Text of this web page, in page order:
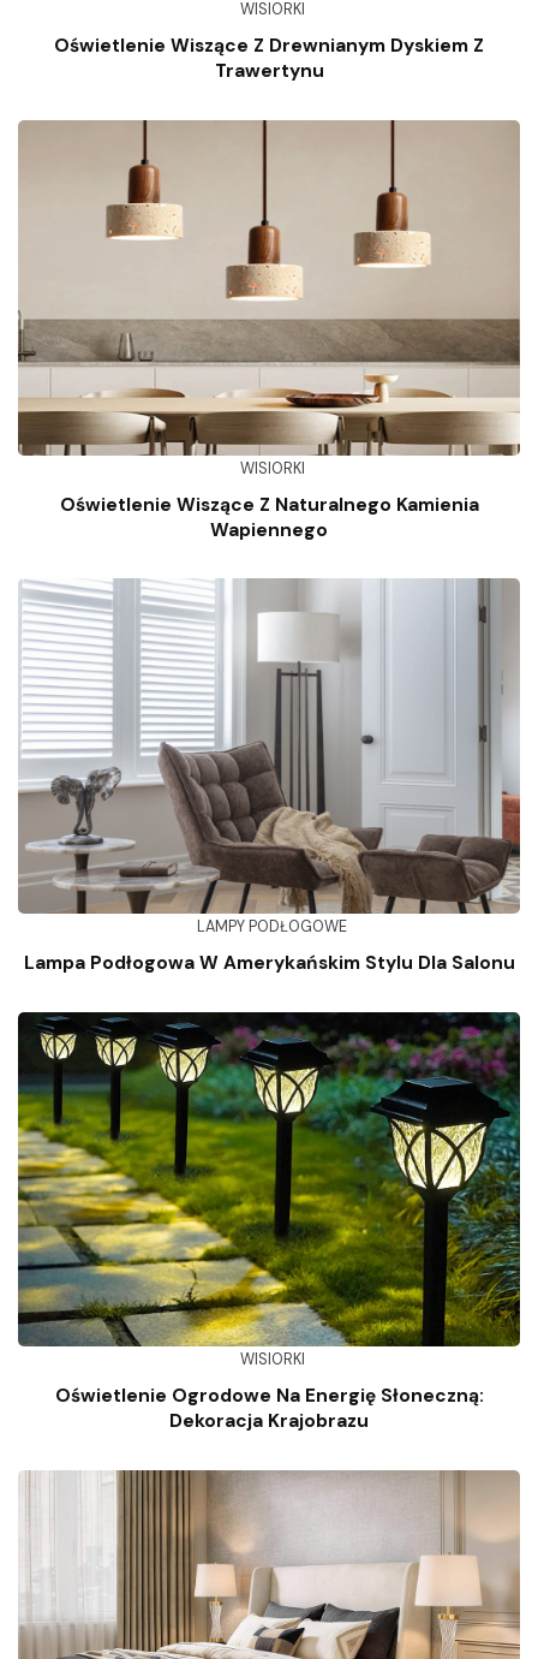
WISIORKI
Oświetlenie Wiszące Z Drewnianym Dyskiem Z
Trawertynu
WISIORKI
Oświetlenie Wiszące Z Naturalnego Kamienia
Wapiennego
LAMPY PODŁOGOWE
Lampa Podłogowa W Amerykańskim Stylu Dla Salonu
WISIORKI
Oświetlenie Ogrodowe Na Energię Słoneczną:
Dekoracja Krajobrazu